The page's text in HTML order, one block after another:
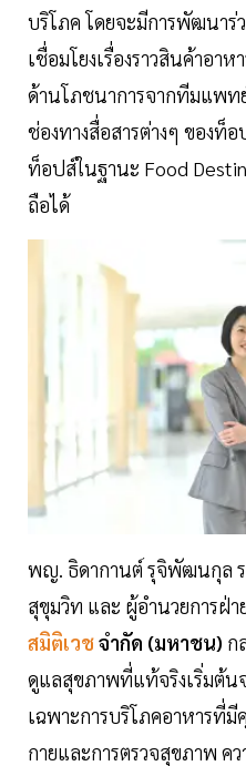
บริโภค โดยจะมีการพัฒนา
เชื่อมโยงเรื่องราวสินค้าอ
ด้านโภชนาการจากทีมแพท
ช่องทางสื่อสารต่างๆ ของท็
ท็อปส์ในฐานะ Food
ถือได้
พญ. ธิดากานต์ รุจิพัฒนกุล ร
สุขุมวิท และ ผู้อำนวยการฝ่
สมิติเวชจำกัด (มหาชน) ก
ดูแลสุขภาพที่แท้จริงเริ่มต้น
เฉพาะการบริโภคอาหารที่
กายและการตรวจสุขภาพ ค